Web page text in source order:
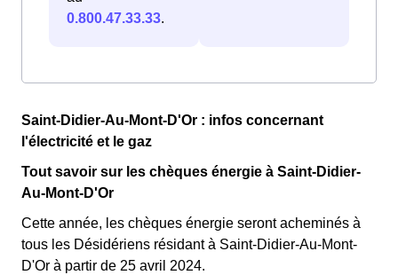
0.800.47.33.33.
Saint-Didier-Au-Mont-D'Or : infos concernant
l'électricité et le gaz
Tout savoir sur les chèques énergie à Saint-Didier-
Au-Mont-D'Or
Cette année, les chèques énergie seront acheminés à
tous les Désidériens résidant à Saint-Didier-Au-Mont-
D'Or à partir de 25 avril 2024.